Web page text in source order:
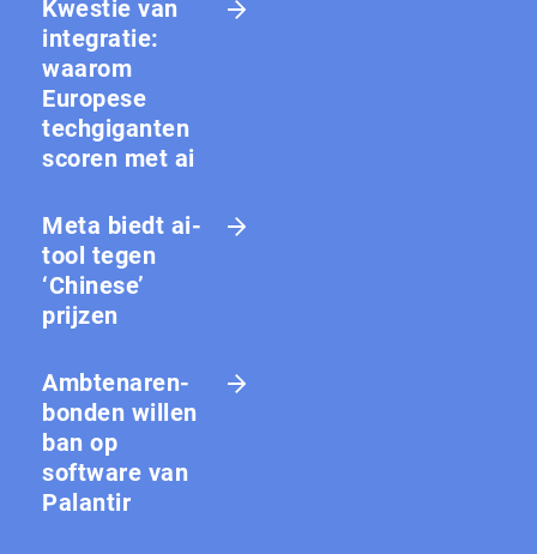
Kwestie van
integratie:
waarom
Europese
techgiganten
scoren met ai
Meta biedt ai-
tool tegen
‘Chinese’
prijzen
Amb­te­na­ren­
bon­den willen
ban op
software van
Palantir